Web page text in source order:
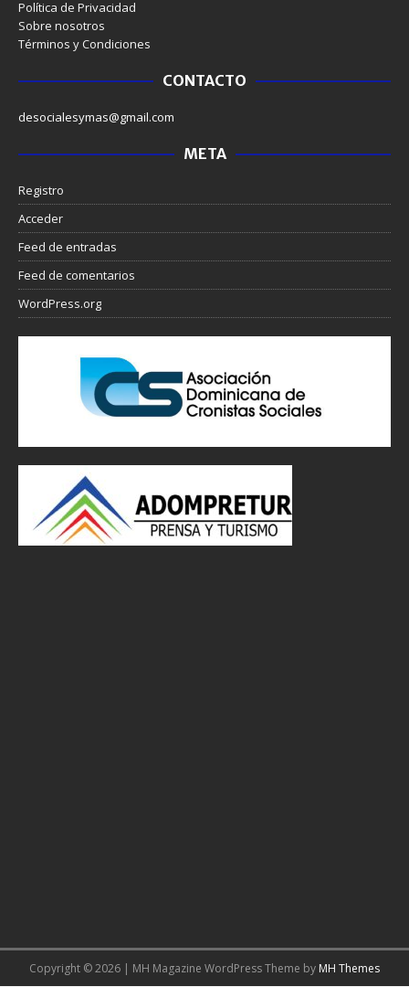
Política de Privacidad
Sobre nosotros
Términos y Condiciones
CONTACTO
desocialesymas@gmail.com
META
Registro
Acceder
Feed de entradas
Feed de comentarios
WordPress.org
Copyright © 2026 | MH Magazine WordPress Theme by MH Themes